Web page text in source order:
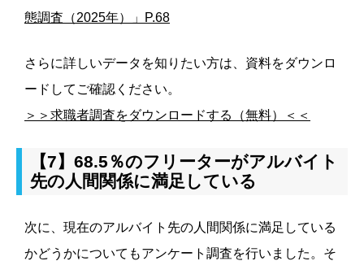
態調査（2025年）」P.68
さらに詳しいデータを知りたい方は、資料をダウンロ
ードしてご確認ください。
＞＞求職者調査をダウンロードする（無料）＜＜
【7】68.5％のフリーターがアルバイト
先の人間関係に満足している
次に、現在のアルバイト先の人間関係に満足している
かどうかについてもアンケート調査を行いました。そ